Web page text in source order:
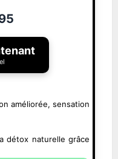
améliorée, sensation
détox naturelle grâce